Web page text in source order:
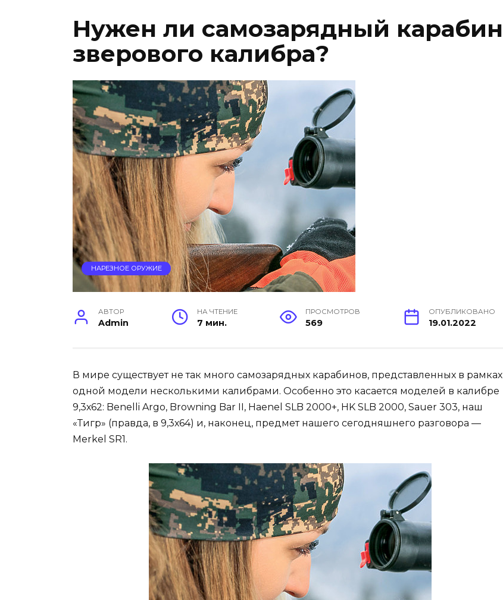
Нужен ли самозарядный карабин
зверового калибра?
НАРЕЗНОЕ ОРУЖИЕ
АВТОР
Admin
НА ЧТЕНИЕ
7 мин.
ПРОСМОТРОВ
569
ОПУБЛИКОВАНО
19.01.2022
В мире существует не так много самозарядных карабинов, представленных в рамках
одной модели несколькими калибрами. Особенно это касается моделей в калибре
9,3х62: Benelli Argo, Browning Bar II, Haenel SLB 2000+, HK SLB 2000, Sauer 303, наш
«Тигр» (правда, в 9,3х64) и, наконец, предмет нашего сегодняшнего разговора —
Merkel SR1.